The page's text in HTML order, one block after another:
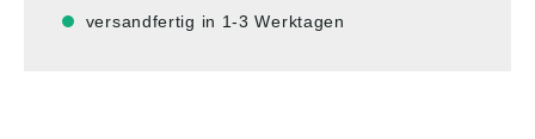
versandfertig in 1-3 Werktagen